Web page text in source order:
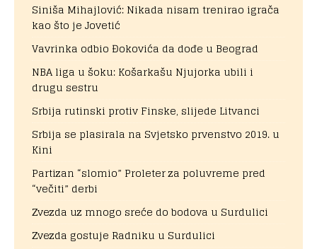
Siniša Mihajlović: Nikada nisam trenirao igrača
kao što je Jovetić
Vavrinka odbio Đokovića da dođe u Beograd
NBA liga u šoku: Košarkašu Njujorka ubili i
drugu sestru
Srbija rutinski protiv Finske, slijede Litvanci
Srbija se plasirala na Svjetsko prvenstvo 2019. u
Kini
Partizan “slomio” Proleter za poluvreme pred
“večiti” derbi
Zvezda uz mnogo sreće do bodova u Surdulici
Zvezda gostuje Radniku u Surdulici